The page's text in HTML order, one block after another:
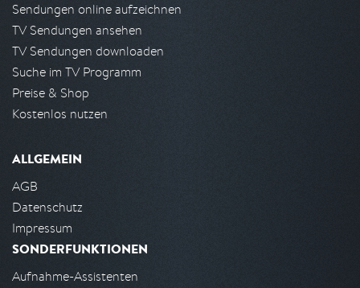
Sendungen online aufzeichnen
TV Sendungen ansehen
TV Sendungen downloaden
Suche im TV Programm
Preise & Shop
Kostenlos nutzen
ALLGEMEIN
AGB
Datenschutz
Impressum
SONDERFUNKTIONEN
Aufnahme-Assistenten